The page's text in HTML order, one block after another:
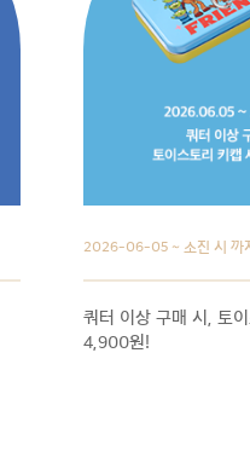
2026-06-05 ~ 소진 시 까
쿼터 이상 구매 시, 토
4,900원!